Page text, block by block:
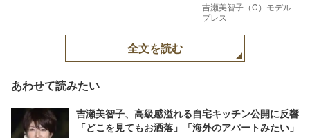
吉瀬美智子（C）モデル
プレス
全文を読む
あわせて読みたい
吉瀬美智子、高級感溢れる自宅キッチン公開に反響
「どこを見てもお洒落」「海外のアパートみたい」